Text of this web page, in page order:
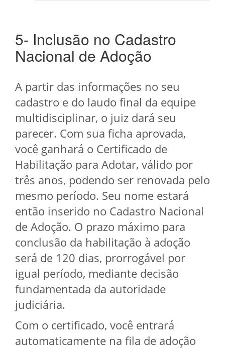
5- Inclusão no Cadastro
Nacional de Adoção
A partir das informações no seu
cadastro e do laudo final da equipe
multidisciplinar, o juiz dará seu
parecer. Com sua ficha aprovada,
você ganhará o Certificado de
Habilitação para Adotar, válido por
três anos, podendo ser renovada pelo
mesmo período. Seu nome estará
então inserido no Cadastro Nacional
de Adoção. O prazo máximo para
conclusão da habilitação à adoção
será de 120 dias, prorrogável por
igual período, mediante decisão
fundamentada da autoridade
judiciária.
Com o certificado, você entrará
automaticamente na fila de adoção